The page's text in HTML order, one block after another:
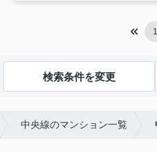
1
検索条件を変更
中央線のマンション一覧